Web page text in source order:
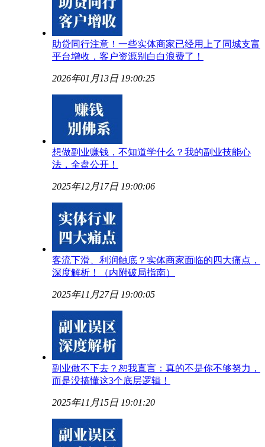
助贷同行注意！一些实体商家已经用上了同城支富
平台增收，客户资源别白白浪费了！
2026年01月13日 19:00:25
想做副业赚钱，不知道学什么？我的副业技能心
法，全盘公开！
2025年12月17日 19:00:06
客流下滑、利润触底？实体商家面临的四大痛点，
深度解析！（内附破局指南）
2025年11月27日 19:00:05
副业做不下去？恕我直言：真的不是你不够努力，
而是没搞懂这3个底层逻辑！
2025年11月15日 19:01:20